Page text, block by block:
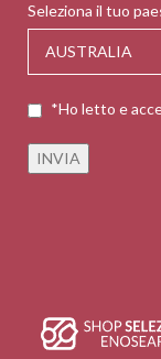
Seleziona il tuo
*Ho letto e